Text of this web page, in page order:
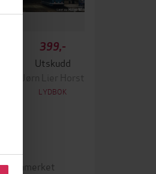
399,-
Utskudd
Jørn Lier Horst
LYDBOK
Vannmerket